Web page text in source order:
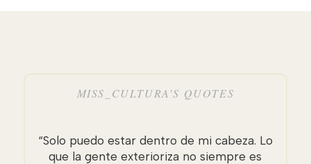
MISS_CULTURA’S QUOTES
“Solo puedo estar dentro de mi cabeza. Lo
que la gente exterioriza no siempre es